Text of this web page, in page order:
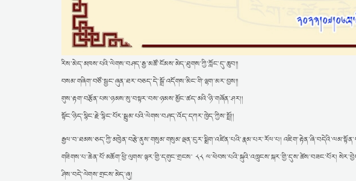
རིས་མེད་མཁས་པའི་ལེགས་བཤད་རྒྱ་མཚོ་ངོམས་མེད་ཐུགས་ཀྱི་ཀློང་དུ་ཆུབ།།
བསམ་གཞིག་བཙོ་སྦྱང་ཞུན་ཐར་བཅད་དེ་སྒྲོ་འདོགས་མིང་གི་ལྷག་མར་བྱས།།
གུས་རྟག་བརྩོན་པས་ཉམས་སུ་བསྟར་བས་ཉམས་མྱོང་ཚད་མའི་ཉི་གཞོན་ཤར།།
སྟོང་ཉིད་སྙིང་རྗེ་སྙིང་པོར་སྦྲུམ་པའི་ལེགས་བཤད་འོད་དཀར་ཁྱེད་ཀྱིས་སྤྲོ།།
རྒྱལ་བ་ཐམས་ཅད་ཀྱི་མཁྱེན་བརྩེ་ནུས་གསུམ་གསུམ་ལྡན་ངུར་སྨྲིག་འཛིན་པའི་རྣམ་པར་རོལ་པ།
གཟིགས་པ་ཆེན་པོ་མཆོག་ཕྱི་ལུགས་ལྟར་གྱི་དགུང་གྲངས་ ༨༨ ལ་ཕེབས་པའི་སྐུའི་འཁྲུངས་སྐར་གྱི་དུས་ཚེས་བཟང་པོར།
ཤིས་བདེ་ལེགས་གྲངས་མེད་ཞུ།